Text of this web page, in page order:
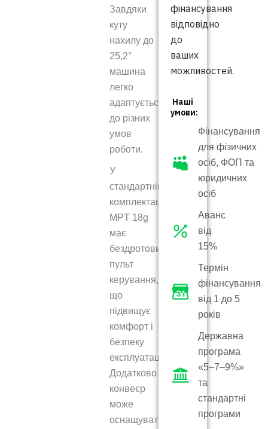
Завдяки
куту
нахилу до
25,2°
машина
легко
адаптується
до різних
умов
роботи.
У
стандартній
комплектації
MPT 18g
має
бездротовий
пульт
керування,
що
підвищує
комфорт і
безпеку
експлуатації.
Додатково
конвеєр
може
оснащуватися
фінансування
відповідно
до
ваших
можливостей.
Наші
умови:
Фінансування
для фізичних
осіб, ФОП та
юридичних
осіб
Аванс
від
15%
Термін
фінансування
від 1 до 5
років
Державна
програма
«5–7–9%»
та
стандартні
програми